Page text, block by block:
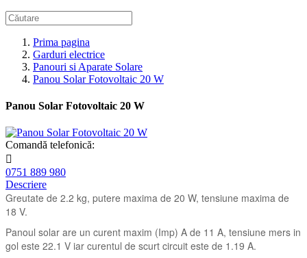
Prima pagina
Garduri electrice
Panouri si Aparate Solare
Panou Solar Fotovoltaic 20 W
Panou Solar Fotovoltaic 20 W
Comandă telefonică:

0751 889 980
Descriere
Greutate de 2.2 kg, putere maxima de 20 W, tensiune maxima de
18 V.
Panoul solar are un curent maxim (Imp) A de 11 A, tensiune mers in
gol este 22.1 V iar curentul de scurt circuit este de 1.19 A.